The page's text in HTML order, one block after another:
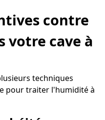
contre
votre cave à
techniques
pour traiter l'humidité à